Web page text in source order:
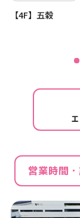
【4F】五穀
営業時間